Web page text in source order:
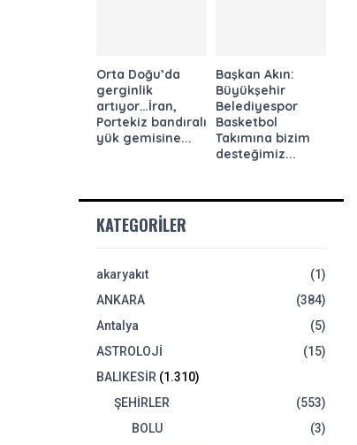
Orta Doğu’da
gerginlik
artıyor…İran,
Portekiz bandıralı
yük gemisine...
Başkan Akın:
Büyükşehir
Belediyespor
Basketbol
Takımına bizim
desteğimiz...
KATEGORILER
akaryakıt
(1)
ANKARA
(384)
Antalya
(5)
ASTROLOJİ
(15)
BALIKESİR (1.310)
ŞEHİRLER
(553)
BOLU
(3)